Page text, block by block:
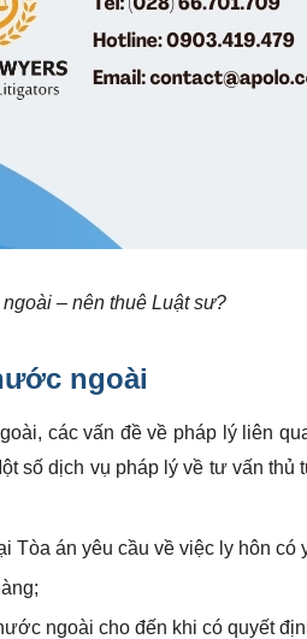
– nên thuê Luật sư?
ngoài
các vấn đề về pháp lý liên
số dịch vụ pháp lý về tư vấn
Tòa án yêu cầu về việc ly hôn có
ngoài cho đến khi có quyết